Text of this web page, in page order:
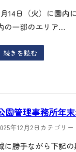
14日（火）に園内
の一部のエリア…
続きを読む
園管理事務所年
年12月2日 カテゴリー
に勝手ながら下記